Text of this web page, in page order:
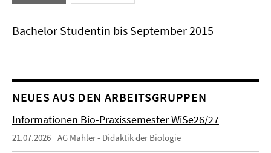
Bachelor Studentin bis September 2015
NEUES AUS DEN ARBEITSGRUPPEN
Informationen Bio-Praxissemester WiSe26/27
21.07.2026 AG Mahler - Didaktik der Biologie